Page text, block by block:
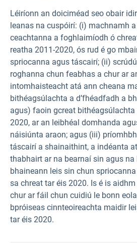
Léiríonn an doiciméad seo obair
leanas na cuspóirí: (i) machnamh
ceachtanna a foghlaimíodh ó
reatha 2011-2020, ós rud é go
spriocanna agus táscairí; (ii)
roghanna chun feabhas a chur ar
intomhaisteacht atá ann cheana
bithéagsúlachta a d’fhéadfadh a
agus) faoin gcreat
2020, ar an leibhéal domhanda
náisiúnta araon; agus (iii)
táscairí a shainaithint, a indéanta
thabhairt ar na bearnaí sin agus
bhaineann leis sin chun
sa chreat tar éis 2020. Is é is
chur ar fáil chun cuidiú le bonn
bpróiseas cinnteoireachta maidir
tar éis 2020.